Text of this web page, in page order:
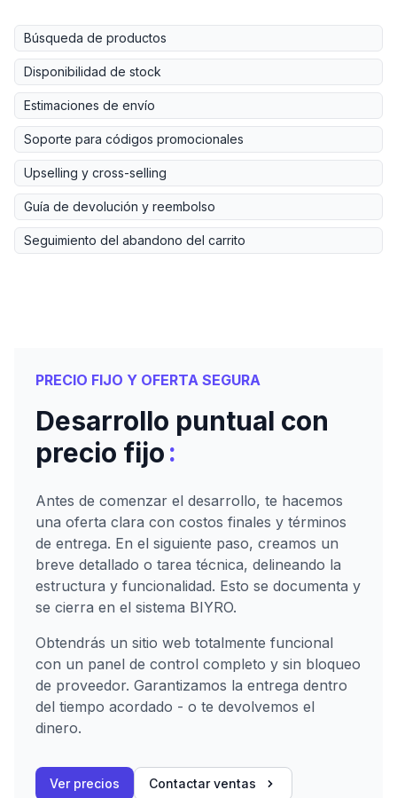
Búsqueda de productos
Disponibilidad de stock
Estimaciones de envío
Soporte para códigos promocionales
Upselling y cross-selling
Guía de devolución y reembolso
Seguimiento del abandono del carrito
PRECIO FIJO Y OFERTA SEGURA
Desarrollo puntual con
precio fijo:
Antes de comenzar el desarrollo, te hacemos
una oferta clara con costos finales y términos
de entrega. En el siguiente paso, creamos un
breve detallado o tarea técnica, delineando la
estructura y funcionalidad. Esto se documenta y
se cierra en el sistema BIYRO.
Obtendrás un sitio web totalmente funcional
con un panel de control completo y sin bloqueo
de proveedor. Garantizamos la entrega dentro
del tiempo acordado - o te devolvemos el
dinero.
Ver precios Contactar ventas